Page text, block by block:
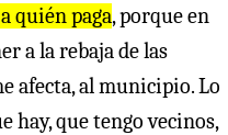
quién paga, porque en
a la rebaja de las
afecta, al municipio. Lo
hay, que tengo vecinos,